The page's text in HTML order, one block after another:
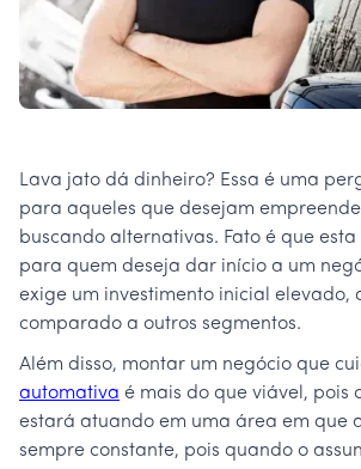
Lava jato dá dinheiro? Essa é uma
para aqueles que desejam
buscando alternativas. Fato é que
para quem deseja dar início a um
exige um investimento inicial elevado,
comparado a outros segmentos.
Além disso, montar um negócio que
automativa é mais do que viável, pois
estará atuando em uma área em que
sempre constante, pois quando o